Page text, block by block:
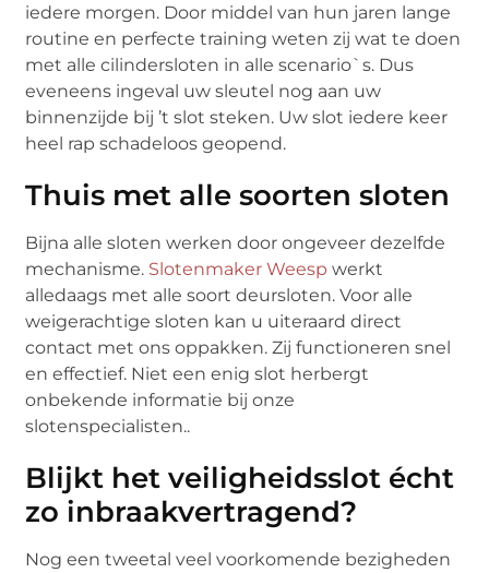
iedere morgen. Door middel van hun jaren lange
routine en perfecte training weten zij wat te doen
met alle cilindersloten in alle scenario`s. Dus
eveneens ingeval uw sleutel nog aan uw
binnenzijde bij ’t slot steken. Uw slot iedere keer
heel rap schadeloos geopend.
Thuis met alle soorten sloten
Bijna alle sloten werken door ongeveer dezelfde
mechanisme. Slotenmaker Weesp werkt
alledaags met alle soort deursloten. Voor alle
weigerachtige sloten kan u uiteraard direct
contact met ons oppakken. Zij functioneren snel
en effectief. Niet een enig slot herbergt
onbekende informatie bij onze
slotenspecialisten..
Blijkt het veiligheidsslot écht
zo inbraakvertragend?
Nog een tweetal veel voorkomende bezigheden